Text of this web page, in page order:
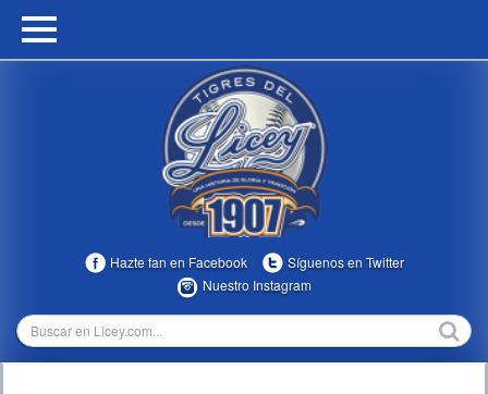
HOME
MULTIMEDIA
Hazte fan en Facebook
Síguenos en Twitter
Nuestro Instagram